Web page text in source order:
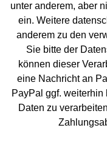
unter anderem, aber
ein. Weitere
anderem zu den
Sie bitte der
können dieser
eine Nachricht an
PayPal ggf.
Daten zu